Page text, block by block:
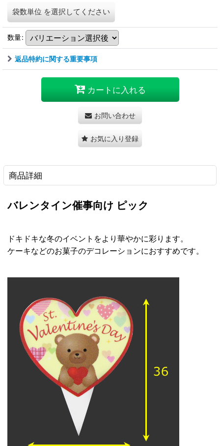
袋数単位 を選択してください
数量:
返品特約に関する重要事項
カートに入れる
お問い合わせ
お気に入り登録
商品詳細
バレンタイン催事向け ピック
ドキドキな冬のイベントをより華やかに彩ります。
ケーキなどのお菓子のデコレーションにおすすめです。